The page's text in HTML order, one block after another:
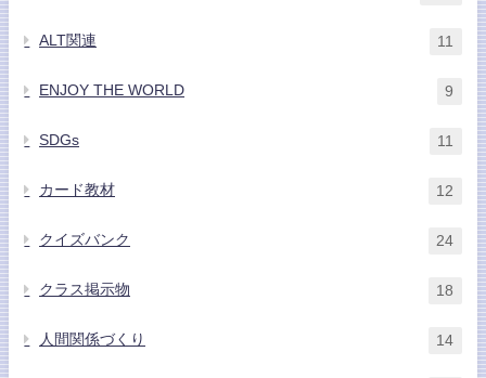
ALT関連 11
ENJOY THE WORLD 9
SDGs 11
カード教材 12
クイズバンク 24
クラス掲示物 18
人間関係づくり 14